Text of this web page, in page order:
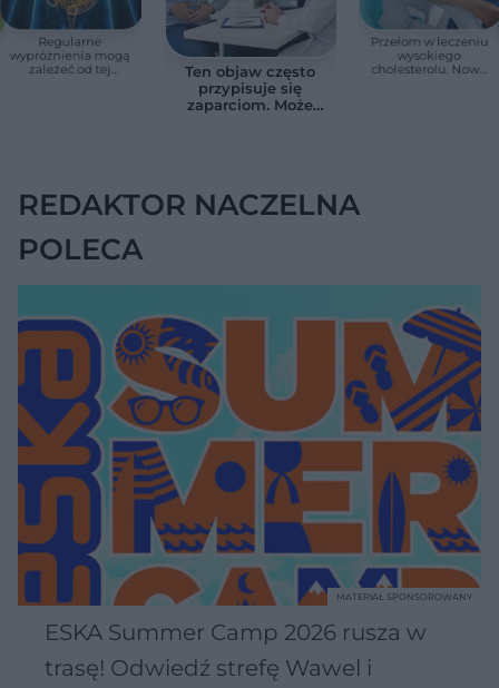
Regularne
wypróżnienia mogą
zależeć od tej
Ten objaw często
przypisuje się
zaparciom. Może
Przełom w leczeniu
wysokiego
cholesterolu. Nowa
REDAKTOR NACZELNA
POLECA
ESKA Summer Camp 2026 rusza w
trasę! Odwiedź strefę Wawel i
MATERIAŁ SPONSOROWANY